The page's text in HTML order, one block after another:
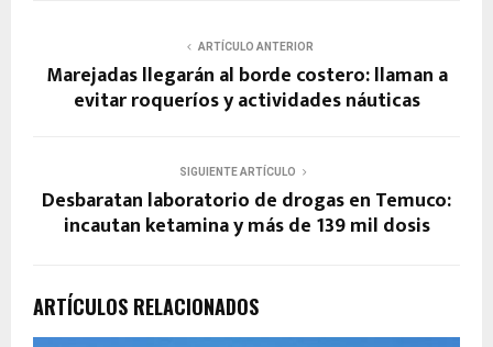
ARTÍCULO ANTERIOR
Marejadas llegarán al borde costero: llaman a
evitar roqueríos y actividades náuticas
SIGUIENTE ARTÍCULO
Desbaratan laboratorio de drogas en Temuco:
incautan ketamina y más de 139 mil dosis
ARTÍCULOS RELACIONADOS